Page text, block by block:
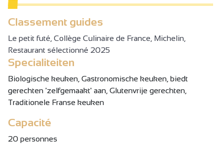
Classement guides
Le petit futé, Collège Culinaire de France, Michelin,
Restaurant sélectionné 2025
Specialiteiten
Biologische keuken, Gastronomische keuken, biedt
gerechten 'zelfgemaakt' aan, Glutenvrije gerechten,
Traditionele Franse keuken
Capacité
20 personnes